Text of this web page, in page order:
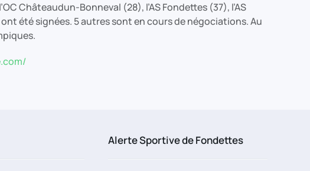
Châteaudun-Bonneval (28), l’AS Fondettes (37), l’AS
été signées. 5 autres sont en cours de négociations. Au
Alerte Sportive de Fondettes